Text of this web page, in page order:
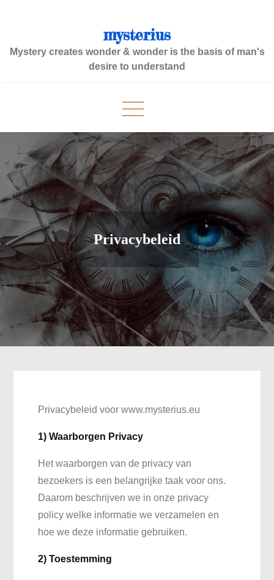
mysterius
Mystery creates wonder & wonder is the basis of man's
desire to understand
Privacybeleid
Privacybeleid voor www.mysterius.eu
1) Waarborgen Privacy
Het waarborgen van de privacy van
bezoekers is een belangrijke taak voor ons.
Daarom beschrijven we in onze privacy
policy welke informatie we verzamelen en
hoe we deze informatie gebruiken.
2) Toestemming